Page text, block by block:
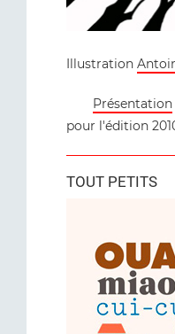
Illustration
Présentation
pour l'édition
TOUT PETITS